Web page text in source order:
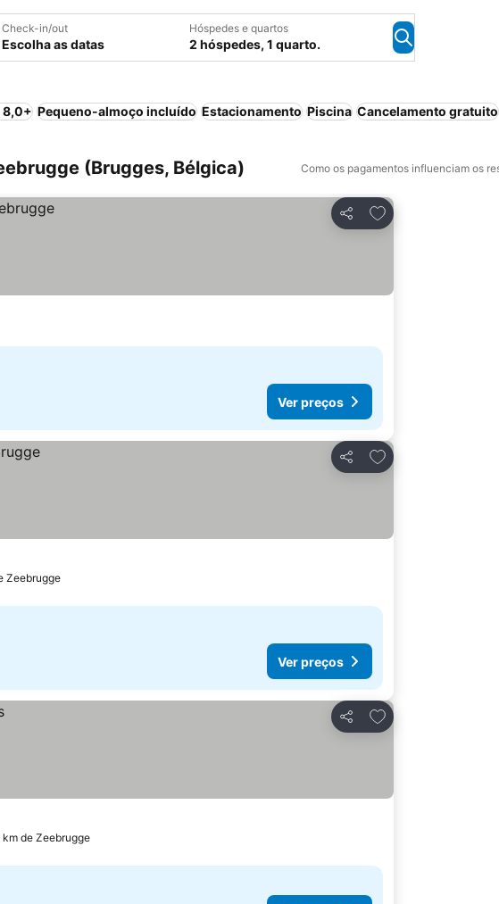
Check-in/out
Escolha as datas
Hóspedes e quartos
2 hóspedes, 1 quarto.
8,0+ Pequeno-almoço incluído Estacionamento Piscina Cancelamento gratuito
(Brugges, Bélgica) Como os pagamentos influenciam os
Partilhar
Adicionar aos
Ver preços
Partilhar
Adicionar aos
Zeebrugge
Ver preços
Partilhar
Adicionar aos
km de Zeebrugge